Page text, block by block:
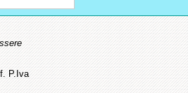
P.Iva